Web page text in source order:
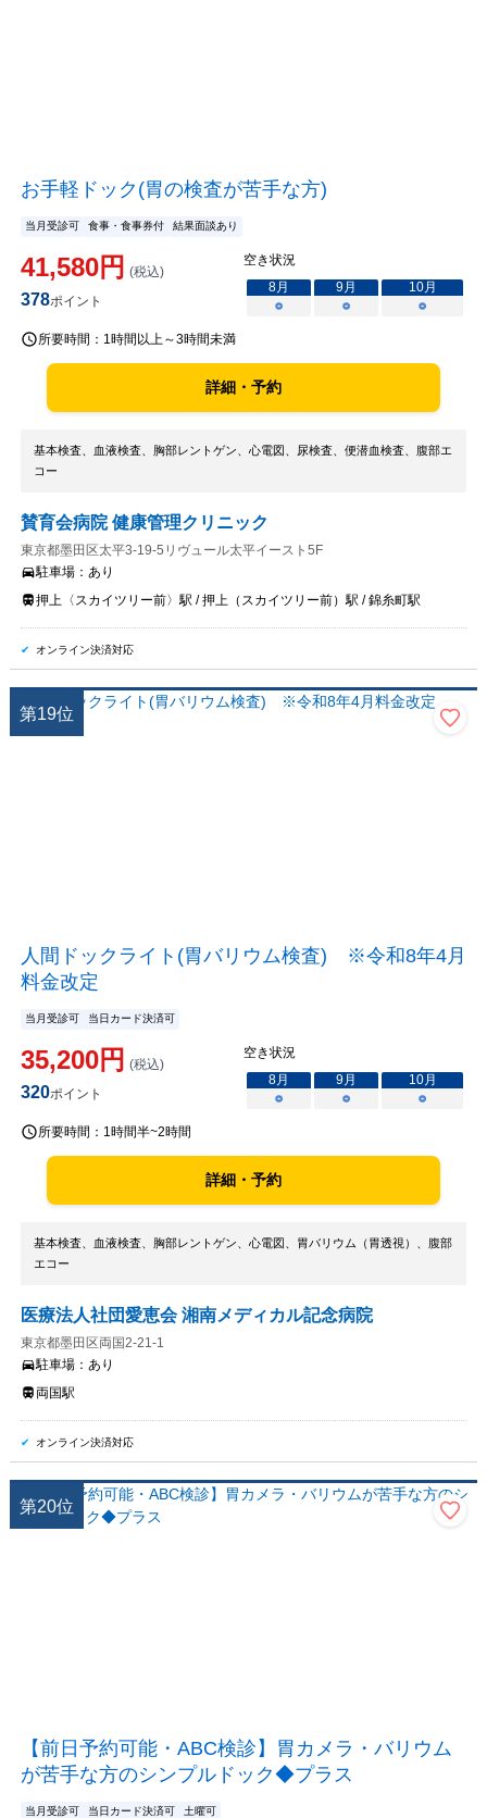
お手軽ドック(胃の検査が苦手な方)
当月受診可 食事・食事券付 結果面談あり
41,580円 (税込)
378ポイント
空き状況
8月 9月 10月
○
○ ○
所要時間： 1時間以上～3時間未満
詳細・予約
基本検査、血液検査、胸部レントゲン、心電図、尿検査、便潜血検査、腹部エ
コー
賛育会病院 健康管理クリニック
東京都墨田区太平3-19-5リヴュール太平イースト5F
駐車場： あり
押上〈スカイツリー前〉駅 / 押上（スカイツリー前）駅 / 錦糸町駅
オンライン決済対応
第19位
人間ドックライト(胃バリウム検査) ※令和8年4月
料金改定
当月受診可 当日カード決済可
35,200円 (税込)
320ポイント
空き状況
8月 9月 10月
○
○ ○
所要時間： 1時間半~2時間
詳細・予約
基本検査、血液検査、胸部レントゲン、心電図、胃バリウム（胃透視）、腹部
エコー
医療法人社団愛恵会 湘南メディカル記念病院
東京都墨田区両国2-21-1
駐車場： あり
両国駅
オンライン決済対応
第20位
【前日予約可能・ABC検診】胃カメラ・バリウム
が苦手な方のシンプルドック◆プラス
当月受診可 当日カード決済可 土曜可